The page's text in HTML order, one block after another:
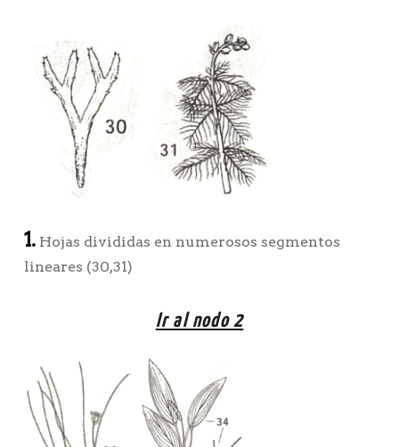
1.Hojas divididas en numerosos segmentos
lineares (30,31)
Ir al nodo 2